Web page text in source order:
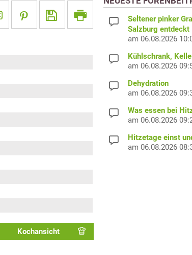
Kochansicht
Seltener pinker
Salzburg entdeckt
am 06.08.2026
Kühlschrank,
am 06.08.2026
Dehydration
am 06.08.2026
Was essen bei
am 06.08.2026
Hitzetage einst
am 06.08.2026